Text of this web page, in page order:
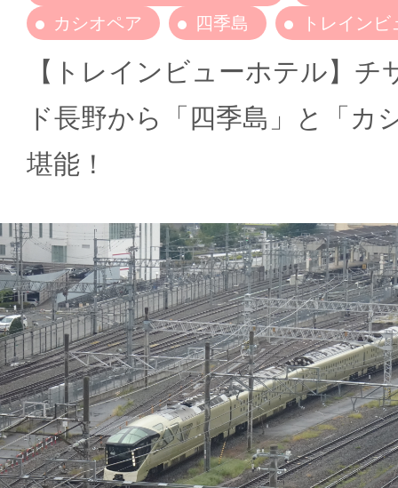
カシオペア
四季島 トレインビ
【トレインビューホテル】チ
ド長野から「四季島」と「カ
堪能！